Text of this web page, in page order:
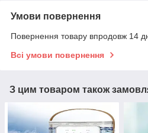
Умови повернення
Повернення товару впродовж 14
Всі умови повернення
З цим товаром також